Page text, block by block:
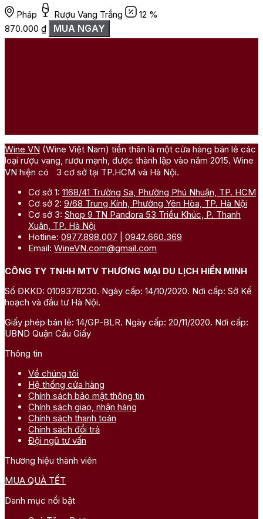
Pháp Rượu Vang Trắng
12 %
870.000 ₫ MUA NGAY
Wine VN (Wine Việt Nam) tiền thân là một cửa hàng bán lẻ các
loại rượu vang, rượu mạnh, được thành lập vào năm 2015. Wine
VN hiện có 3 cơ sở tại TP.HCM và Hà Nội.
Cơ sở 1: 1168/41 Trường Sa, Phường Phú Nhuận, TP. HCM
Cơ sở 2: 9/68 Trung Kính, Phường Yên Hòa, TP. Hà Nội
Cơ sở 3: Shop 9 TN Pandora 53 Triều Khúc, P. Thanh
Xuân, TP. Hà Nội
Hotline: 0977.898.007
0942.660.369
Email: WineVN.com@gmail.com
CÔNG TY TNHH MTV THƯƠNG MẠI DU LỊCH HIỀN MINH
Số ĐKKD: 0109378230. Ngày cấp: 14/10/2020. Nơi cấp: Sở Kế
hoạch và đầu tư Hà Nội.
Giấy phép bán lẻ: 14/GP-BLR. Ngày cấp: 20/11/2020. Nơi cấp:
UBND Quận Cầu Giấy
Thông tin
Về chúng tôi
Hệ thống cửa hàng
Chính sách bảo mật thông tin
Chính sách giao, nhận hàng
Chính sách thanh toán
Chính sách đổi trả
Đội ngũ tư vấn
Thương hiệu thành viên
MUA QUÀ TẾT
Danh mục nổi bật